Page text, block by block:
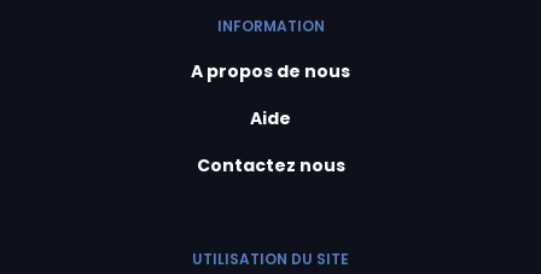
INFORMATION
A propos de nous
Aide
Contactez nous
UTILISATION DU SITE